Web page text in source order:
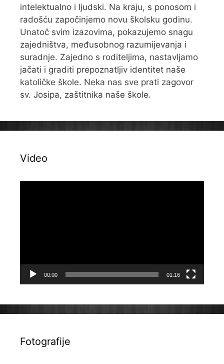
intelektualno i ljudski. Na kraju, s ponosom i
radošću započinjemo novu školsku godinu.
Unatoč svim izazovima, pokazujemo snagu
zajedništva, međusobnog razumijevanja i
suradnje. Zajedno s roditeljima, nastavljamo
jačati i graditi prepoznatljiv identitet naše
katoličke škole. Neka nas sve prati zagovor
sv. Josipa, zaštitnika naše škole.
Video
00:00 01:16
Fotografije